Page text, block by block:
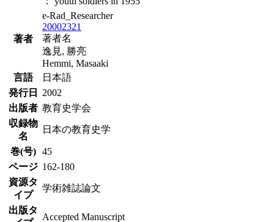
著者
e-Rad_Researcher
20002321
著者名
逸見, 勝亮
Hemmi, Masaaki
言語
日本語
発行日
2002
出版者 教育史学会
収録物
名
日本の教育史学
巻(号) 45
ページ 162-180
資源タ
イプ
学術雑誌論文
出版タ
Accepted Manuscript